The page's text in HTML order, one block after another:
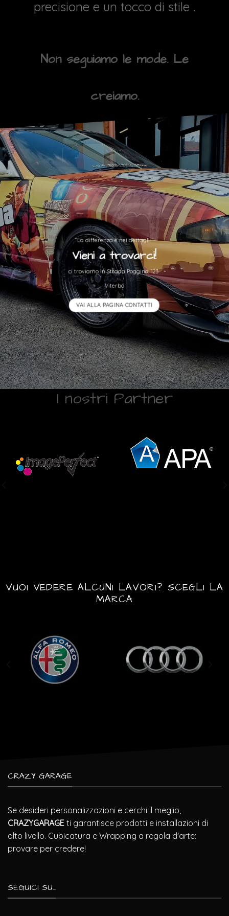
precisione e un tocco di stile .
Non seguiamo le mode. Le
creiamo.
“La differenza è nei dettagli “
Vieni a trovarci!
ci troviamo in Strada Poggino, 123
Viterbo
VAI ALLA PAGINA CONTATTI
I nostri Partner
VUOI VEDERE ALCUNI LAVORI? SCEGLI LA
MARCA
CRAZY GARAGE
Se desideri personalizzazioni e cerchi il meglio,
CRAZYGARAGE ti garantisce prodotti e installazioni di
alto livello. Cubicatura e Wrapping a regola d'arte:
provare per credere!
SEGUICI SU...